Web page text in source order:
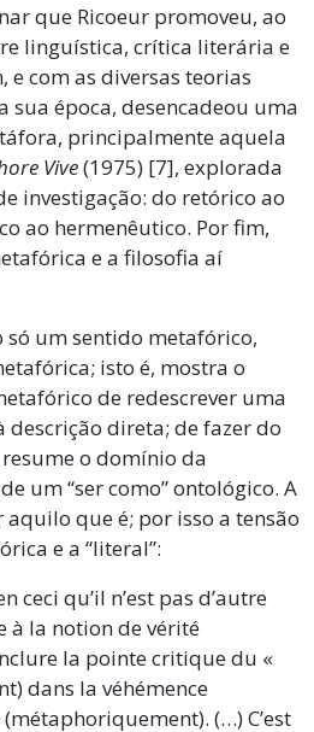
que Ricoeur promoveu, ao
linguística, crítica literária e
com as diversas teorias
sua época, desencadeou uma
principalmente aquela
Vive(1975) [7], explorada
investigação: do retórico ao
ao hermenêutico. Por fim,
e a filosofia aí
só um sentido metafórico,
isto é, mostra o
de redescrever uma
descrição direta; de fazer do
resume o domínio da
um “ser como” ontológico. A
que é; por isso a tensão
e a “literal”:
ceci qu’il n’est pas d’autre
à la notion de vérité
la pointe critique du «
dans la véhémence
(…) C’est